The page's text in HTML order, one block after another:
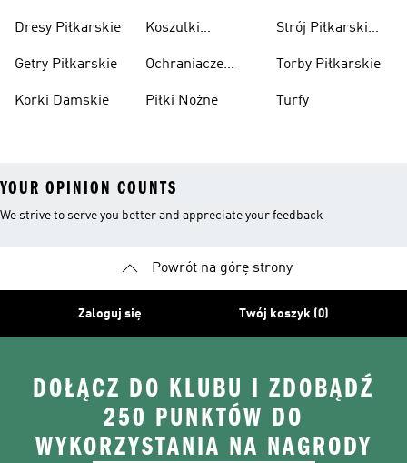
Dresy Piłkarskie
Getry Piłkarskie
Korki Damskie
Koszulki
Dzieci
Ochraniacze
Piłki Nożne
Strój Piłkarski
Torby Piłkarskie
Turfy
YOUR OPINION COUNTS
We strive to serve you better and appreciate your feedback
Powrót na górę strony
Zaloguj się Twój koszyk (0)
DOŁĄCZ DO KLUBU I ZDOBĄDŹ
250 PUNKTÓW DO
WYKORZYSTANIA NA NAGRODY